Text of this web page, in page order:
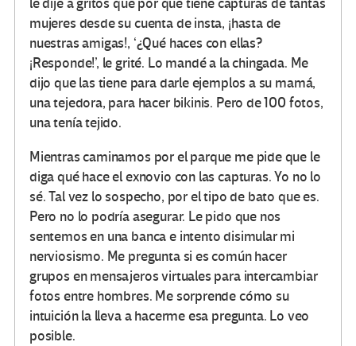
le dije a gritos que por qué tiene capturas de tantas
mujeres desde su cuenta de insta, ¡hasta de
nuestras amigas!, ‘¿Qué haces con ellas?
¡Responde!’, le grité. Lo mandé a la chingada. Me
dijo que las tiene para darle ejemplos a su mamá,
una tejedora, para hacer bikinis. Pero de 100 fotos,
una tenía tejido.
Mientras caminamos por el parque me pide que le
diga qué hace el exnovio con las capturas. Yo no lo
sé. Tal vez lo sospecho, por el tipo de bato que es.
Pero no lo podría asegurar. Le pido que nos
sentemos en una banca e intento disimular mi
nerviosismo. Me pregunta si es común hacer
grupos en mensajeros virtuales para intercambiar
fotos entre hombres. Me sorprende cómo su
intuición la lleva a hacerme esa pregunta. Lo veo
posible.